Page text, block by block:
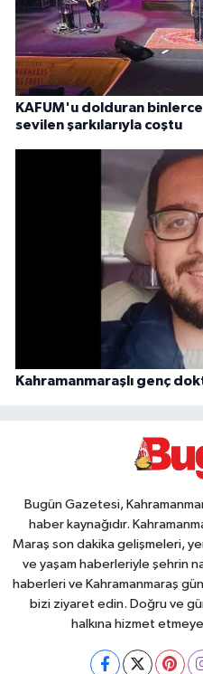
KAFUM'u dolduran
sevilen şarkılarıyla coştu
Kahramanmaraşlı genç
Bugün Gazetesi,
haber kaynağıdır.
Maraş son dakika gelişmeleri,
ve yaşam haberleriyle şehrin
haberleri ve Kahramanmaraş
bizi ziyaret edin. Doğru ve
halkına hizmet